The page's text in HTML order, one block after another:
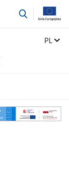
przejdź
Zmień
PL